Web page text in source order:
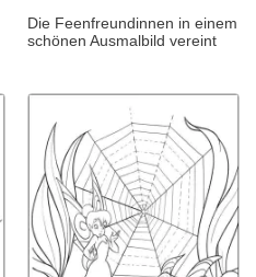
Die Feenfreundinnen in einem
schönen Ausmalbild vereint